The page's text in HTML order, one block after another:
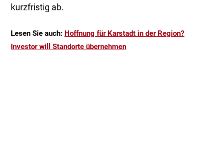
kurzfristig ab.
Lesen Sie auch: Hoffnung für Karstadt in der Region?
Investor will Standorte übernehmen